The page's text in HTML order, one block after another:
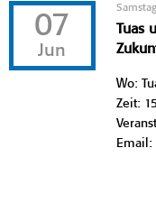
07
Jun
Tuas
Wo:
Zeit:
Email: